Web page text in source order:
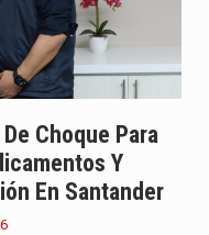
Choque Para
Y
En Santander